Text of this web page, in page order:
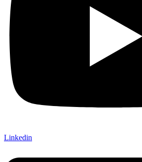
Linkedin